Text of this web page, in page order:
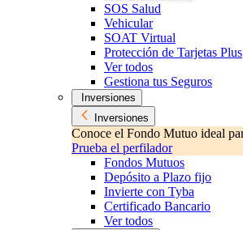
SOS Salud
Vehicular
SOAT Virtual
Protección de Tarjetas Plus
Ver todos
Gestiona tus Seguros
Inversiones
Inversiones
Conoce el Fondo Mutuo ideal
Prueba el perfilador
Fondos Mutuos
Depósito a Plazo fijo
Invierte con Tyba
Certificado Bancario
Ver todos